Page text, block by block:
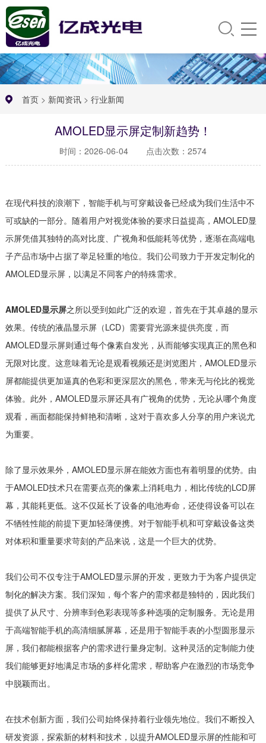
首页> 新闻资讯> 行业新闻
AMOLED显示屏定制新趋势！
时间：2026-06-04 点击次数：2574
在现代科技的浪潮下，智能手机与可穿戴设备已经成为我们生活中不
可或缺的一部分。随着用户对视觉体验的要求日益提高，AMOLED显
示屏凭借其独特的高对比度、广视角和低能耗等优势，逐渐在高端电
子产品市场中占据了举足轻重的地位。我们公司致力于开发定制化的
AMOLED显示屏，以满足不同客户的特殊需求。
AMOLED显示屏之所以受到如此广泛的欢迎，首先在于其卓越的显示
效果。传统的液晶显示屏（LCD）需要背光源来提供亮度，而
AMOLED显示屏则通过每个像素自发光，从而能够实现真正的黑色和
无限对比度。这意味着无论是观看视频还是浏览图片，AMOLED显示
屏都能提供更加逼真的色彩和更深层次的黑色，带来无与伦比的视觉
体验。此外，AMOLED显示屏还具有广视角的优势，无论从哪个角度
观看，画面都能保持鲜艳和清晰，这对于喜欢多人分享的用户来说尤
为重要。
除了显示效果外，AMOLED显示屏在能效方面也有着明显的优势。由
于AMOLED技术只在需要点亮的像素上消耗电力，相比传统的LCD屏
幕，其能耗更低。这不仅延长了设备的电池寿命，还使得设备可以在
不牺牲性能的前提下更加轻薄便携。对于智能手机和可穿戴设备这类
对体积和重量要求苛刻的产品来说，这是一个巨大的优势。
我们公司不仅专注于AMOLED显示屏的开发，更致力于为客户提供定
制化的解决方案。我们深知，每个客户的需求都是独特的，因此我们
提供了从尺寸、分辨率到色彩表现等多种选项的定制服务。无论是用
于高端智能手机的高清细腻屏幕，还是用于智能手表的小型圆形显示
屏，我们都能根据客户的需求进行量身定制。这种灵活的定制能力使
我们能够更好地满足市场的多样化需求，帮助客户在激烈的市场竞争
中脱颖而出。
在技术创新方面，我们公司始终保持着行业领先地位。我们不断投入
研发资源，探索新的材料和技术，以提升AMOLED显示屏的性能和可